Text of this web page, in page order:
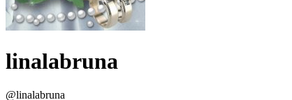
linalabruna
@linalabruna